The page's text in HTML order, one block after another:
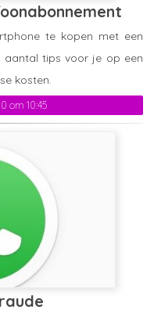
om 10:45
te kopen met een
aantal tips voor je op een
kosten.